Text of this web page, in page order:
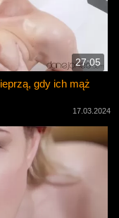
27:05
gdy ich mąż
17.03.2024